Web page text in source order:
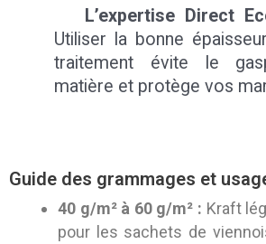
L’expertise Direct
Utiliser la bonne
traitement évite le
matière et protège vos
Guide des grammages et
40 g/m² à 60 g/m² : Kraft
pour les sachets de